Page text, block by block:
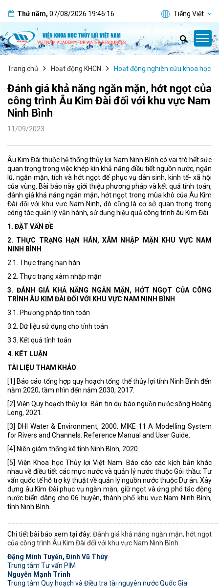
Thứ năm, 07/08/2026 19:46:17 Tiếng Việt
Trang chủ Hoạt động KHCN Hoạt động nghiên cứu khoa học
Đánh giá khả năng ngăn mặn, hớt ngọt của
công trình Âu Kim Đài đối với khu vực Nam
Ninh Bình
11/09/2023
Âu Kim Đài thuộc hệ thống thủy lợi Nam Ninh Bình có vai trò hết sức
quan trọng trong việc khép kín khả năng điều tiết nguồn nước, ngăn
lũ, ngăn mặn, tích và hớt ngọt để phục vụ dân sinh, kinh tế- xã hội
của vùng. Bài báo này giới thiệu phương pháp và kết quả tính toán,
đánh giá khả năng ngăn mặn, hớt ngọt trong mùa khô của Âu Kim
Đài đối với khu vực Nam Ninh, đó cũng là cơ sở quan trọng trong
công tác quản lý vận hành, sử dụng hiệu quả công trình âu Kim Đài.
1. ĐẶT VẤN ĐỀ
2. THỰC TRẠNG HẠN HÁN, XÂM NHẬP MẶN KHU VỰC NAM
NINH BÌNH
2.1. Thực trạng hạn hán
2.2. Thực trạng xâm nhập mặn
3. ĐÁNH GIÁ KHẢ NĂNG NGĂN MẶN, HỚT NGỌT CỦA CÔNG
TRÌNH ÂU KIM ĐÀI ĐỐI VỚI KHU VỰC NAM NINH BÌNH
3.1. Phương pháp tính toán
3.2. Dữ liệu sử dụng cho tính toán
3.3. Kết quả tính toán
4. KẾT LUẬN
TÀI LIỆU THAM KHẢO
[1] Báo cáo tổng hợp quy hoạch tổng thể thủy lợi tỉnh Ninh Bình đến
năm 2020, tầm nhìn đến năm 2030, 2017.
[2] Viện Quy hoạch thủy lợi. Bản tin dự báo nguồn nước sông Hoàng
Long, 2021.
[3] DHI Water & Environment, 2000. MIKE 11 A Modelling System
for Rivers and Channels. Reference Manual and User Guide.
[4] Niên giám thống kê tỉnh Ninh Bình, 2020.
[5] Viện Khoa học Thủy lợi Việt Nam. Báo cáo các kịch bản khác
nhau về điều tiết các mực nước và quản lý nước thuộc Gói thầu: Tư
vấn quốc tế hỗ trợ kỹ thuật về quản lý nguồn nước thuộc Dự án: Xây
dựng âu Kim Đài phục vụ ngăn mặn, giữ ngọt và ứng phó tác động
nước biển dâng cho 06 huyện, thành phố khu vực Nam Ninh Bình,
tỉnh Ninh Bình.
Chi tiết bài báo xem tại đây: Đánh giá khả năng ngăn mặn, hớt ngọt
của công trình Âu Kim Đài đối với khu vực Nam Ninh Bình
Đặng Minh Tuyến, Đinh Vũ Thùy
Trung tâm Tư vấn PIM
Nguyễn Mạnh Trình
Trung tâm Quy hoạch và Điều tra tài nguyên nước Quốc Gia